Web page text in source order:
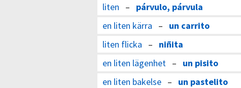
liten – párvulo, párvula
en liten kärra – un carrito
liten flicka – niñita
en liten lägenhet – un pisito
en liten bakelse – un pastelito